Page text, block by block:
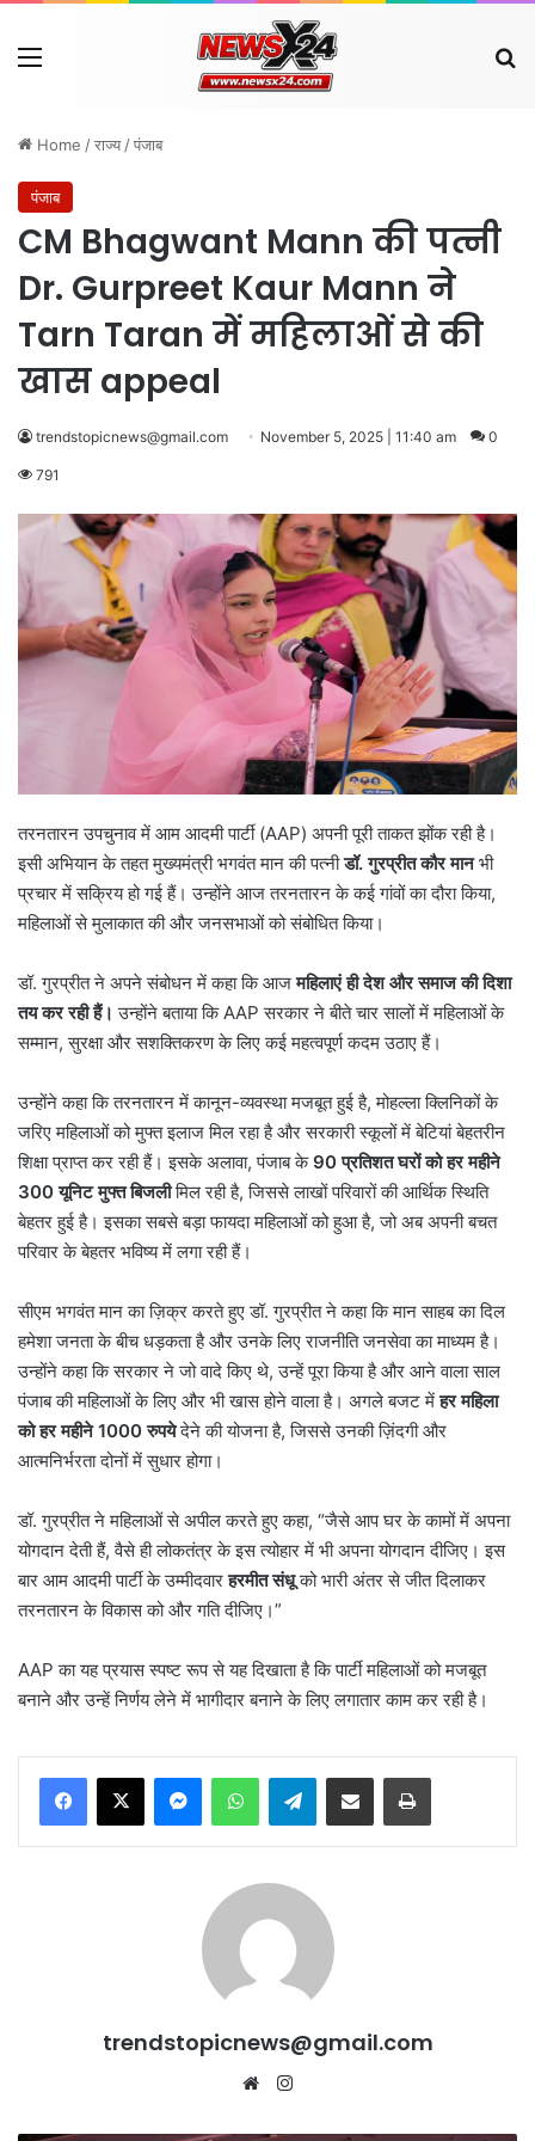
Menu
Home /राज्य /पंजाब
पंजाब
CM Bhagwant Mann की पत्नी
Dr. Gurpreet Kaur Mann ने
Tarn Taran में महिलाओं से की
खास appeal
trendstopicnews@gmail.com November 5, 2025 | 11:40 am 0
791
तरनतारन उपचुनाव में आम आदमी पार्टी (AAP) अपनी पूरी ताकत झोंक रही है।
इसी अभियान के तहत मुख्यमंत्री भगवंत मान की पत्नीडॉ. गुरप्रीत कौर मानभी
प्रचार में सक्रिय हो गई हैं। उन्होंने आज तरनतारन के कई गांवों का दौरा किया,
महिलाओं से मुलाकात की और जनसभाओं को संबोधित किया।
डॉ. गुरप्रीत ने अपने संबोधन में कहा कि आजमहिलाएं ही देश और समाज की दिशा
तय कर रही हैं। उन्होंने बताया कि AAP सरकार ने बीते चार सालों में महिलाओं के
सम्मान, सुरक्षा और सशक्तिकरण के लिए कई महत्वपूर्ण कदम उठाए हैं।
उन्होंने कहा कि तरनतारन में कानून-व्यवस्था मजबूत हुई है, मोहल्ला क्लिनिकों के
जरिए महिलाओं को मुफ्त इलाज मिल रहा है और सरकारी स्कूलों में बेटियां बेहतरीन
शिक्षा प्राप्त कर रही हैं। इसके अलावा, पंजाब के90प्रतिशत घरों को हर महीने
300यूनिट मुफ्त बिजलीमिल रही है, जिससे लाखों परिवारों की आर्थिक स्थिति
बेहतर हुई है। इसका सबसे बड़ा फायदा महिलाओं को हुआ है, जो अब अपनी बचत
परिवार के बेहतर भविष्य में लगा रही हैं।
सीएम भगवंत मान का ज़िक्र करते हुए डॉ. गुरप्रीत ने कहा कि मान साहब का दिल
हमेशा जनता के बीच धड़कता है और उनके लिए राजनीति जनसेवा का माध्यम है।
उन्होंने कहा कि सरकार ने जो वादे किए थे, उन्हें पूरा किया है और आने वाला साल
पंजाब की महिलाओं के लिए और भी खास होने वाला है। अगले बजट मेंहर महिला
को हर महीने1000रुपयेदेने की योजना है, जिससे उनकी ज़िंदगी और
आत्मनिर्भरता दोनों में सुधार होगा।
डॉ. गुरप्रीत ने महिलाओं से अपील करते हुए कहा, “जैसे आप घर के कामों में अपना
योगदान देती हैं, वैसे ही लोकतंत्र के इस त्योहार में भी अपना योगदान दीजिए। इस
बार आम आदमी पार्टी के उम्मीदवारहरमीत संधूको भारी अंतर से जीत दिलाकर
तरनतारन के विकास को और गति दीजिए।”
AAP का यह प्रयास स्पष्ट रूप से यह दिखाता है कि पार्टी महिलाओं को मजबूत
बनाने और उन्हें निर्णय लेने में भागीदार बनाने के लिए लगातार काम कर रही है।
MessengerWhatsAppTelegramShare via Email Print
trendstopicnews@gmail.com
Website